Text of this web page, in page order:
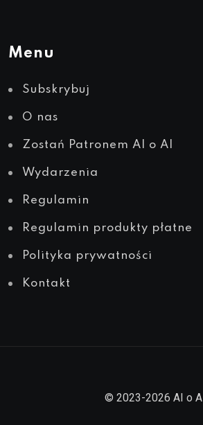
Menu
Subskrybuj
O nas
Zostań Patronem AI o AI
Wydarzenia
Regulamin
Regulamin produkty płatne
Polityka prywatności
Kontakt
© 2023-2026 AI o AI